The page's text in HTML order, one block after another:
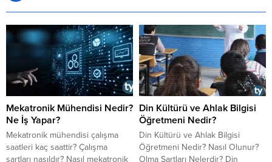
Mekatronik Mühendisi Nedir?
Ne İş Yapar?
​​​​​​​Mekatronik mühendisi çalışma
saatleri kaç saattir? Çalışma
şartları nasıldır? Nasıl mekatronik
Din Kültürü ve Ahlak Bilgisi
Öğretmeni Nedir?
Din Kültürü ve Ahlak Bilgisi
Öğretmeni Nedir? Nasıl Olunur?
Olma Şartları Nelerdir? Din